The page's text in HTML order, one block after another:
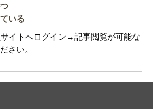
いる
イトへログイン→記事閲覧が可能な
さい。